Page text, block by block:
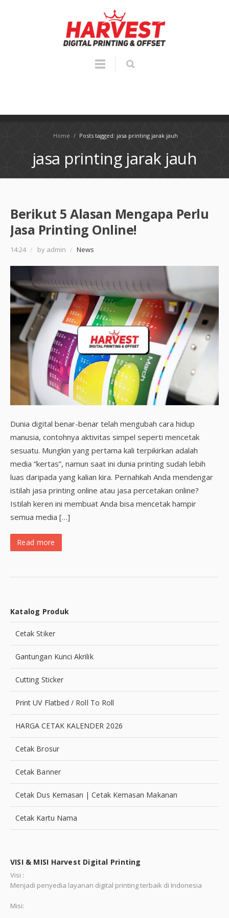
Home / Posts tagged: jasa printing jarak jauh
jasa printing jarak jauh
Berikut 5 Alasan Mengapa Perlu
Jasa Printing Online!
14:24 / by admin / News
Dunia digital benar-benar telah mengubah cara hidup
manusia, contohnya aktivitas simpel seperti mencetak
sesuatu. Mungkin yang pertama kali terpikirkan adalah
media “kertas”, namun saat ini dunia printing sudah lebih
luas daripada yang kalian kira. Pernahkah Anda mendengar
istilah jasa printing online atau jasa percetakan online?
Istilah keren ini membuat Anda bisa mencetak hampir
semua media […]
Read more
Katalog Produk
Cetak Stiker
Gantungan Kunci Akrilik
Cutting Sticker
Print UV Flatbed / Roll To Roll
HARGA CETAK KALENDER 2026
Cetak Brosur
Cetak Banner
Cetak Dus Kemasan | Cetak Kemasan Makanan
Cetak Kartu Nama
VISI & MISI Harvest Digital Printing
Visi :
Menjadi penyedia layanan digital printing terbaik di Indonesia
Misi: